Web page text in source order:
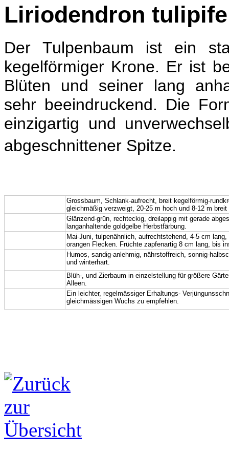
Liriodendron
Der Tulpenbaum ist ein
kegelförmiger Krone. Er ist
Blüten und seiner lang
sehr beeindruckend. Die
einzigartig und
abgeschnittener Spitze.
Grossbaum, Schlank-aufrecht, breit kegelförmig-
gleichmäßig verzweigt, 20-25 m hoch und 8-12 m breit
Glänzend-grün, rechteckig, dreilappig mit gerade
langanhaltende goldgelbe Herbstfärbung.
Mai-Juni, tulpenähnlich, aufrechtstehend, 4-5 cm
orangen Flecken. Früchte zapfenartig 8 cm lang, bis
Humos, sandig-anlehmig, nährstoffreich, sonnig-
und winterhart.
Blüh-, und Zierbaum in einzelstellung für größere
Alleen.
Ein leichter, regelmässiger Erhaltungs-
gleichmässigen Wuchs zu empfehlen.